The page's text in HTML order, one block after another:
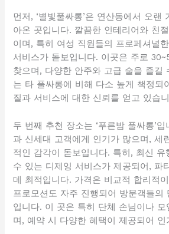
먼저, ‘별빛풀싸롱’은 연산동에서 오랜
아온 곳입니다. 깔끔한 인테리어와 친
이며, 특히 여성 직원들의 프로페셔널
서비스가 돋보입니다. 이곳은 주로
찾으며, 다양한 안주와 고급 술을 즐길
는 타 풀싸롱에 비해 다소 높게 책정되
질과 서비스에 대한 신뢰를 얻고 있습
두 번째 추천 장소는 ‘푸른밤 풀싸롱’
과 신세대 고객에게 인기가 많으며, 세
적인 감각이 돋보입니다. 특히, 최신 유
수 있는 디제잉 서비스가 제공되어, 파
데 최적입니다. 가격은 비교적 합리적
프로모션도 자주 진행되어 방문객들의
입니다. 이 곳은 특히 단체 손님이나
며, 예약 시 다양한 혜택이 제공되어 인